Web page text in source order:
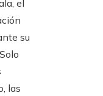
el
su
las